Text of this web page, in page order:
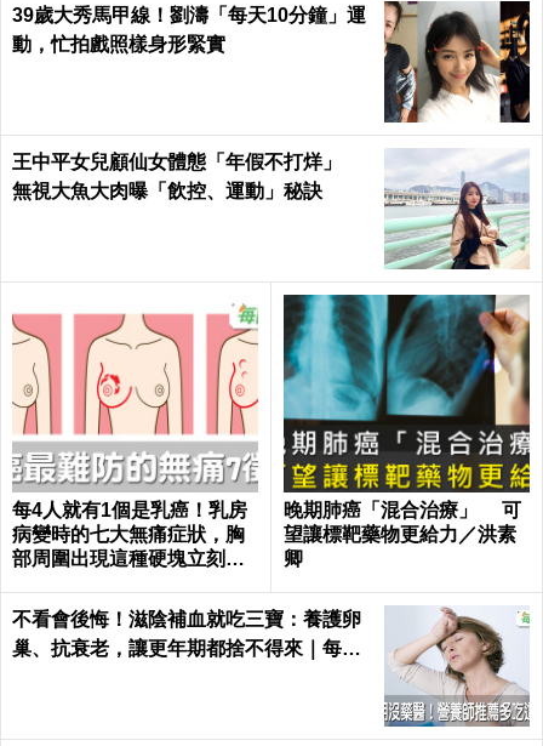
39歲大秀馬甲線！劉濤「每天10分鐘」運
動，忙拍戲照樣身形緊實
王中平女兒顧仙女體態「年假不打烊」
無視大魚大肉曝「飲控、運動」秘訣
每4人就有1個是乳癌！乳房
病變時的七大無痛症狀，胸
部周圍出現這種硬塊立刻就
晚期肺癌「混合治療」 可
望讓標靶藥物更給力／洪素
卿
不看會後悔！滋陰補血就吃三寶：養護卵
巢、抗衰老，讓更年期都捨不得來｜每日